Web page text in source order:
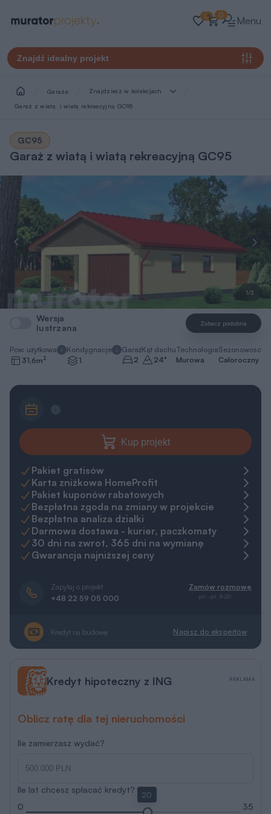
0 0 Menu
Znajdź idealny projekt
Garaże Znajdziesz w kolekcjach
Garaż z wiatą  i wiatą rekreacyjną GC95
GC95
Garaż z wiatą i wiatą rekreacyjną GC95
1/3
Wersja
lustrzana
Zobacz podobne
Pow. użytkowa
31,6m2
Kondygnacje
1
Garaż
2
Kąt dachu
24°
Technologia
Murowa
Sezonowość
Całoroczny
Kup projekt
Pakiet gratisów
Karta zniżkowa HomeProfit
Pakiet kuponów rabatowych
Bezpłatna zgoda na zmiany w projekcie
Bezpłatna analiza działki
Darmowa dostawa - kurier, paczkomaty
30 dni na zwrot, 365 dni na wymianę
Gwarancja najniższej ceny
Zapytaj o projekt
+48 22 59 05 000
Zamów rozmowę
pn.-pt. 8-20
Kredyt na budowę Napisz do ekspertów
Kredyt hipoteczny z ING
Oblicz ratę dla tej nieruchomości
Ile zamierzasz wydać?
Ile lat chcesz spłacać kredyt?
0
20
35
REKLAMA